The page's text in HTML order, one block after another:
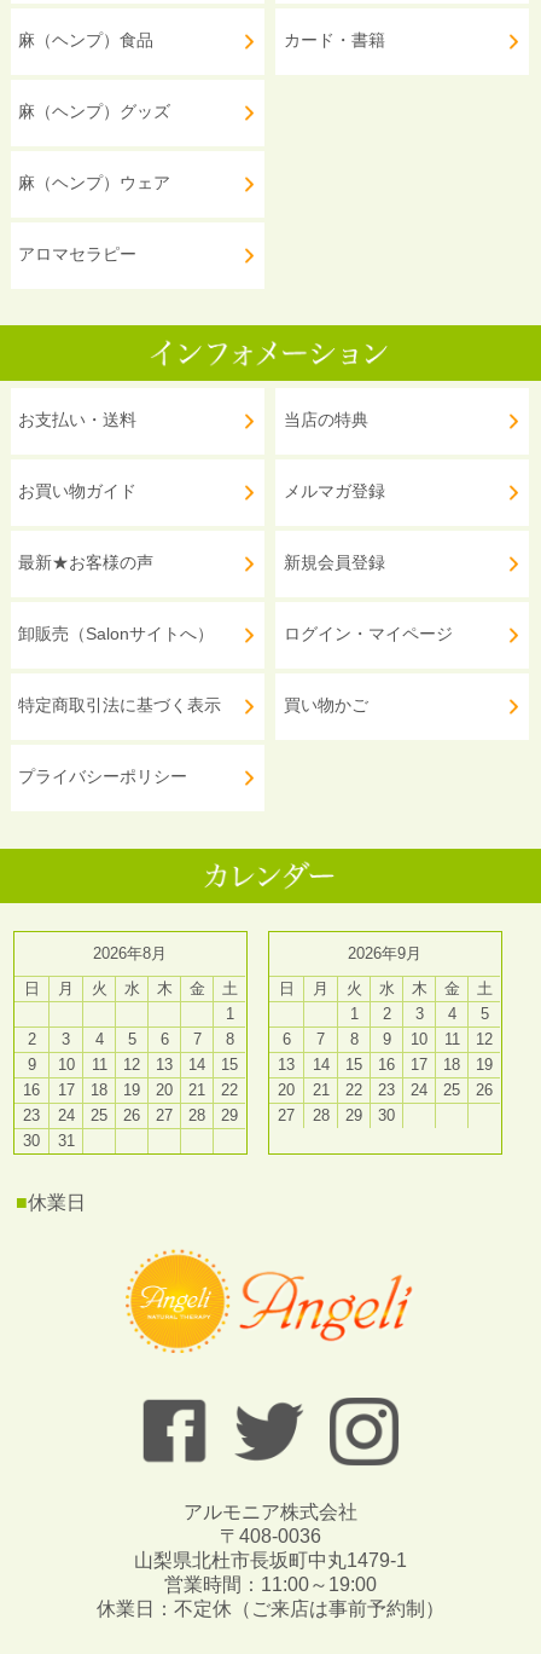
麻（ヘンプ）食品
麻（ヘンプ）グッズ
麻（ヘンプ）ウェア
アロマセラピー
カード・書籍
お支払い・送料
お買い物ガイド
最新★お客様の声
卸販売（Salonサイトへ）
特定商取引法に基づく表示
プライバシーポリシー
当店の特典
メルマガ登録
新規会員登録
ログイン・マイページ
買い物かご
2026年8月
日
月 火 水 木 金
土
1
2
3 4 5 6 7
8
9
10 11 12 13 14
15
16
17 18 19 20 21
22
23
24 25 26 27 28
29
30
31
2026年9月
日
月 火 水 木 金
土
1
2 3 4
5
6
7 8 9 10 11
12
13
14 15 16 17 18
19
20
21 22 23 24 25
26
27
28 29 30
■休業日
アルモニア株式会社
〒408-0036
山梨県北杜市長坂町中丸1479-1
営業時間：11:00～19:00
休業日：不定休（ご来店は事前予約制）